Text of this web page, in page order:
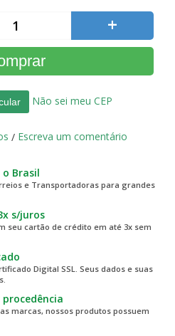
+
Não sei meu CEP
/ Escreva um comentário
Brasil
e Transportadoras para grandes
s/juros
seu cartão de crédito em até 3x sem
Digital SSL. Seus dados e suas
marcas, nossos produtos possuem